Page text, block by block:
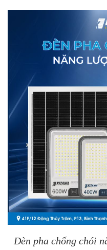
Đèn pha chống chói